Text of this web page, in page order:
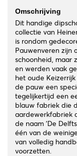
Omschrijving
Dit handige
collectie van
is rondom
Pauwenveren zijn
schoonheid, maar
en werden vaak
het oude
de pauw een
tegelijkertijd een
blauw fabriek die
aardewerkfabriek
de naam ‘De
één van de
van volledig
voorzetten.